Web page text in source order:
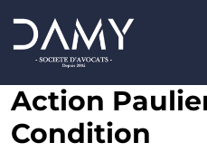
Action
Condition